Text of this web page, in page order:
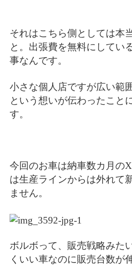
それはこちら側としては本
と。出張費を無料にしてい
事なんです。
小さな個人店ですが広い範
という想いが伝わったこと
す。
今回のお車は納車数カ月の
は生産ラインからは外れて
ません。
ボルボって、販売戦略みた
くいい車なのに販売台数が